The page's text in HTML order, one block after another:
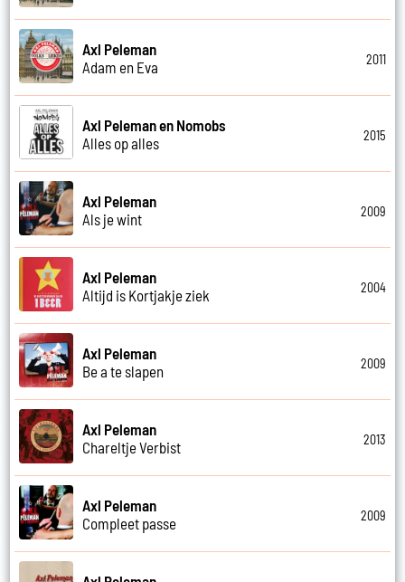
Axl Peleman
Adam en Eva
2011
Axl Peleman en Nomobs
Alles op alles
2015
Axl Peleman
Als je wint
2009
Axl Peleman
Altijd is Kortjakje ziek
2004
Axl Peleman
Be a te slapen
2009
Axl Peleman
Chareltje Verbist
2013
Axl Peleman
Compleet passe
2009